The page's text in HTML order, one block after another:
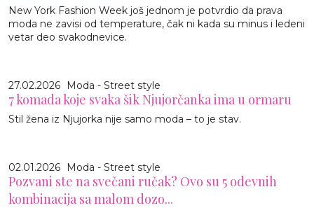
New York Fashion Week još jednom je potvrdio da prava
moda ne zavisi od temperature, čak ni kada su minus i ledeni
vetar deo svakodnevice.
27.02.2026 Moda - Street style
7 komada koje svaka šik Njujorčanka ima u ormaru
Stil žena iz Njujorka nije samo moda – to je stav.
02.01.2026 Moda - Street style
Pozvani ste na svečani ručak? Ovo su 5 odevnih
kombinacija sa malom dozo...